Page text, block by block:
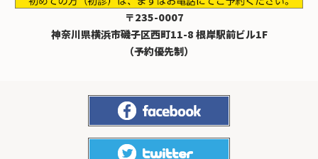
〒235-0007
神奈川県横浜市磯子区西町11-8 根岸駅前ビル1F
（予約優先制）